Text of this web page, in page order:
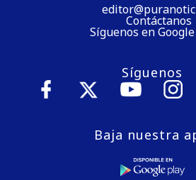
Contáctanos
Síguenos en
Síguenos
Baja nuestra